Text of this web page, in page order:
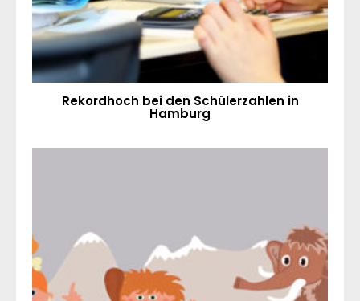
Rekordhoch bei den Schülerzahlen in
Hamburg